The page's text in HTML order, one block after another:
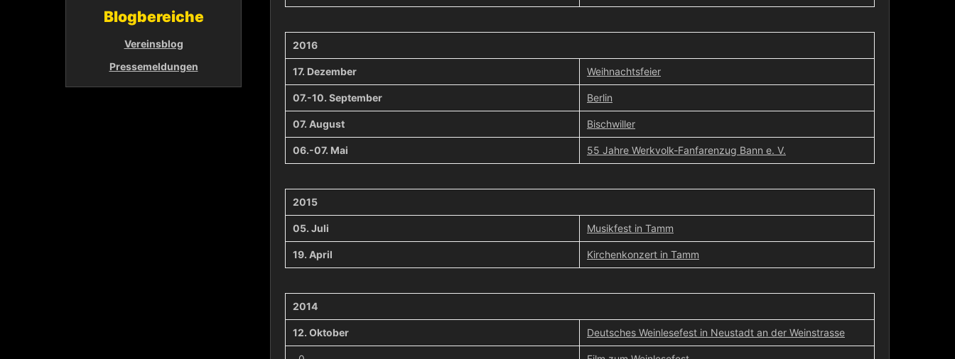
2016
17. Dezember Weihnachtsfeier
07.-10. September Berlin
07. August Bischwiller
06.-07. Mai 55 Jahre Werkvolk-Fanfarenzug Bann e. V.
2015
05. Juli Musikfest in Tamm
19. April Kirchenkonzert in Tamm
2014
12. Oktober Deutsches Weinlesefest in Neustadt an der Weinstrasse
Blogbereiche
Vereinsblog
Pressemeldungen